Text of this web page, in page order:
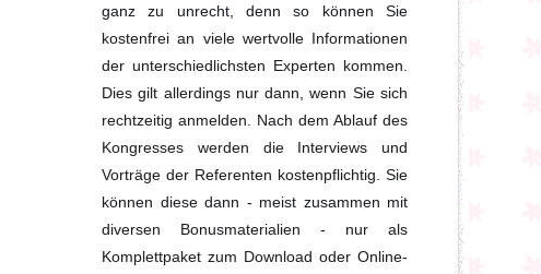
ganz zu unrecht, denn so können Sie
kostenfrei an viele wertvolle Informationen
der unterschiedlichsten Experten kommen.
Dies gilt allerdings nur dann, wenn Sie sich
rechtzeitig anmelden. Nach dem Ablauf des
Kongresses werden die Interviews und
Vorträge der Referenten kostenpflichtig. Sie
können diese dann - meist zusammen mit
diversen Bonusmaterialien - nur als
Komplettpaket zum Download oder Online-